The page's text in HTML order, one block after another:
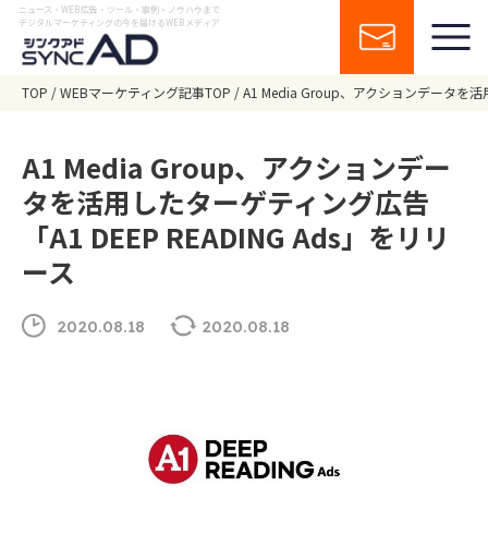
ニュース・WEB広告・ツール・事例・ノウハウまで
デジタルマーケティングの今を届けるWEBメディア
TOP WEBマーケティング記事TOP A1 Media Group、アクションデータを活
A1 Media Group、アクションデー
タを活用したターゲティング広告
「A1 DEEP READING Ads」をリリ
ース
2020.08.18 2020.08.18